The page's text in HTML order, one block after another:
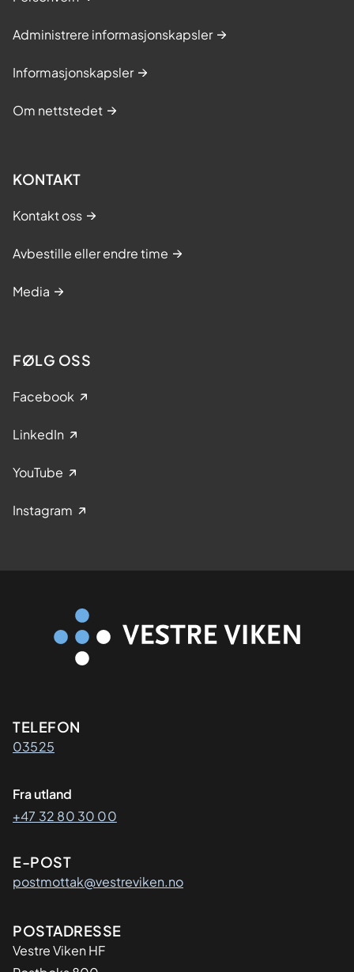
Administrere informasjonskapsler
Informasjonskapsler
Om nettstedet
KONTAKT
Kontakt oss
Avbestille eller endre time
Media
FØLG OSS
Facebook
LinkedIn
YouTube
Instagram
Kontaktinformasjon
TELEFON
03525
Fra utland
+47 32 80 30 00
E-POST
postmottak@vestreviken.no
Adresse
POSTADRESSE
Vestre Viken HF